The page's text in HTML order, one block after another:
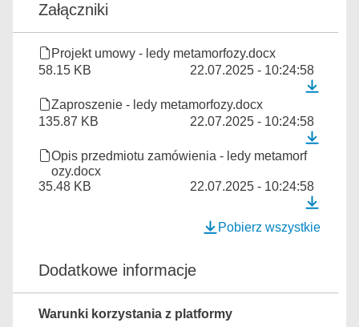
Załączniki
Projekt umowy - ledy metamorfozy.docx
58.15 KB
22.07.2025 - 10:24:58
Zaproszenie - ledy metamorfozy.docx
135.87 KB
22.07.2025 - 10:24:58
Opis przedmiotu zamówienia - ledy metamorf
ozy.docx
35.48 KB
22.07.2025 - 10:24:58
Pobierz wszystkie
Dodatkowe informacje
Warunki korzystania z platformy